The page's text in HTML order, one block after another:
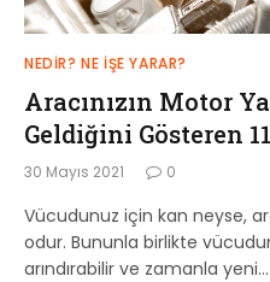
NEDIR? NE İŞE YARAR?
Aracınızın Motor
Geldiğini Gösteren
30 Mayıs 2021 0
Vücudunuz için kan neyse,
odur. Bununla birlikte
arındırabilir ve zamanla yeni…